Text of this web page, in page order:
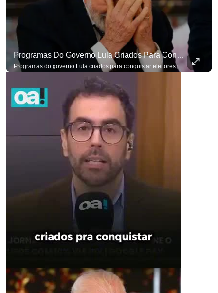
Programas Do Governo Lula Criados Para Conquistar Eleitores Já Não Têm Mais O Mesmo Efeito
Programas do governo Lula criados para conquistar eleitores já não têm o mesmo efeito de campanhas anteriores. #OAntagonista Se você busca informação com credibilidade, inscreva-se agora e ative o